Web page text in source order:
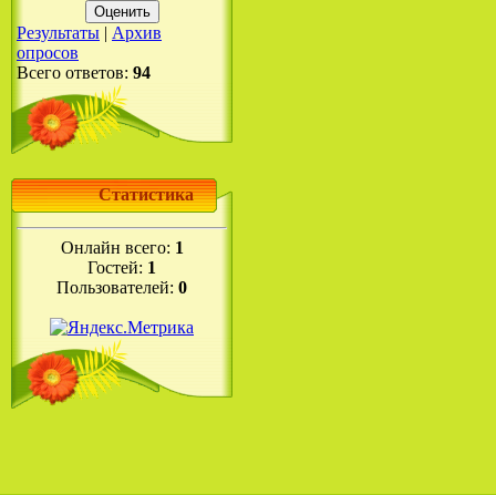
Результаты | Архив
опросов
Всего ответов: 94
Статистика
Онлайн всего: 1
Гостей: 1
Пользователей: 0